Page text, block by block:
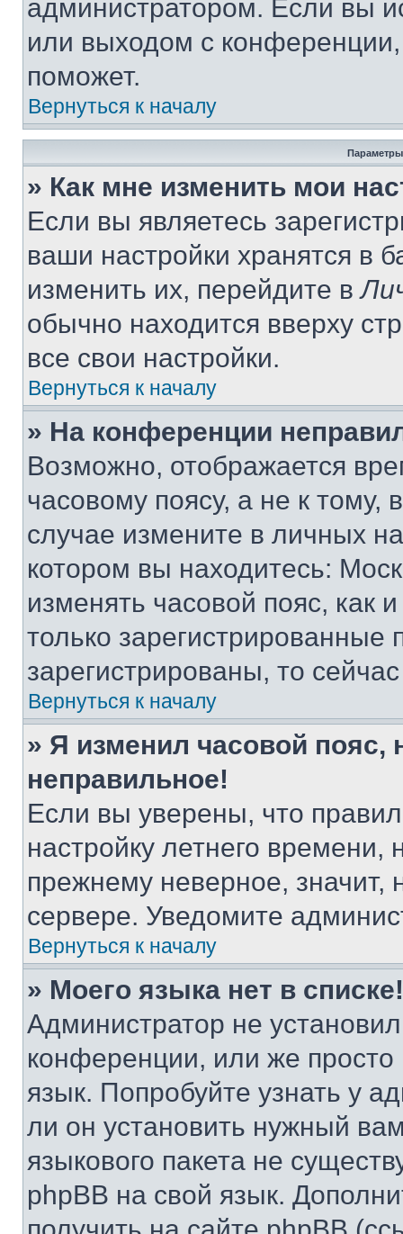
администратором. Если вы
или выходом с
поможет.
Вернуться к началу
Параметры
» Как мне изменить мои
Если вы являетесь
ваши настройки хранятся в
изменить их, перейдите в
обычно находится вверху
все свои настройки.
Вернуться к началу
» На конференции
Возможно, отображается
часовому поясу, а не к тому,
случае измените в личных
котором вы находитесь:
изменять часовой пояс, как
только
зарегистрированы, то
Вернуться к началу
» Я изменил часовой пояс,
неправильное!
Если вы уверены, что
настройку летнего
прежнему неверное, значит,
сервере. Уведомите
Вернуться к началу
» Моего языка нет в списке!
Администратор не
конференции, или же
язык. Попробуйте узнать у
ли он установить нужный
языкового пакета не
phpBB на свой язык.